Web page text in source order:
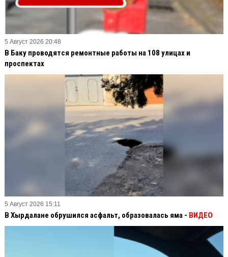
5 Август 2026 20:48
В Баку проводятся ремонтные работы на 108 улицах и
проспектах
5 Август 2026 15:11
В Хырдалане обрушился асфальт, образовалась яма - ВИДЕО